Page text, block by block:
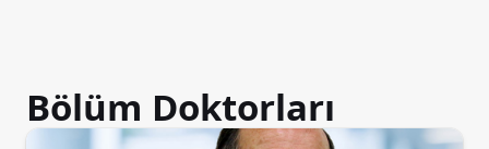
Bölüm Doktorları